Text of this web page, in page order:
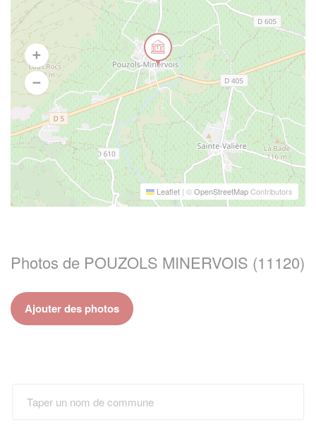
Leaflet | ©OpenStreetMapContributors
Photos de POUZOLS MINERVOIS (11120)
Ajouter des photos